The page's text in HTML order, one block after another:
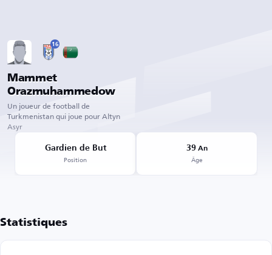
16
Mammet
Orazmuhammedow
Un joueur de football de
Turkmenistan qui joue pour Altyn
Asyr
Gardien de But
Position
39An
Âge
Statistiques